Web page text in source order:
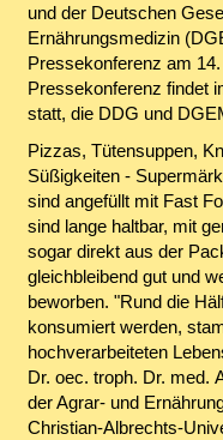
und der Deutschen
Ernährungsmedizin
Pressekonferenz am
Pressekonferenz findet
statt, die DDG und
Pizzas, Tütensuppen,
Süßigkeiten -
sind angefüllt mit Fast
sind lange haltbar, mit
sogar direkt aus der
gleichbleibend gut und
beworben. "Rund die
konsumiert werden,
hochverarbeiteten
Dr. oec. troph. Dr. med.
der Agrar- und
Christian-Albrechts-